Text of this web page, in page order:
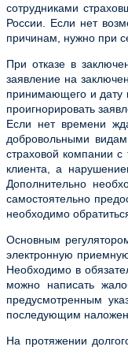
сотрудниками
России. Если нет
причинам, нужно при
При отказе в
заявление на
принимающего и дату
проигнорировать
Если нет времени
добровольными
страховой компании
клиента, а
Дополнительно
самостоятельно
необходимо
Основным
электронную
Необходимо в
можно написать
предусмотренным
последующим
На протяжении